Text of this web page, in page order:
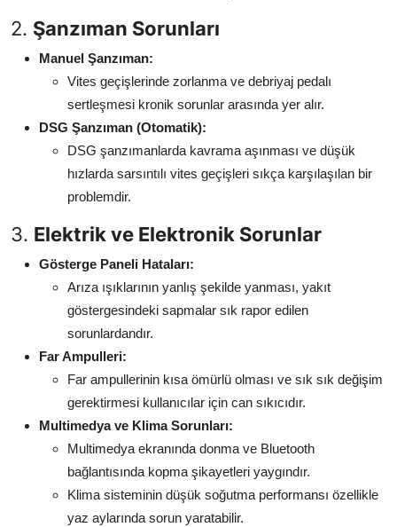
2. Şanzıman Sorunları
Manuel Şanzıman:
Vites geçişlerinde zorlanma ve debriyaj pedalı
sertleşmesi kronik sorunlar arasında yer alır.
DSG Şanzıman (Otomatik):
DSG şanzımanlarda kavrama aşınması ve düşük
hızlarda sarsıntılı vites geçişleri sıkça karşılaşılan bir
problemdir.
3. Elektrik ve Elektronik Sorunlar
Gösterge Paneli Hataları:
Arıza ışıklarının yanlış şekilde yanması, yakıt
göstergesindeki sapmalar sık rapor edilen
sorunlardandır.
Far Ampulleri:
Far ampullerinin kısa ömürlü olması ve sık sık değişim
gerektirmesi kullanıcılar için can sıkıcıdır.
Multimedya ve Klima Sorunları:
Multimedya ekranında donma ve Bluetooth
bağlantısında kopma şikayetleri yaygındır.
Klima sisteminin düşük soğutma performansı özellikle
yaz aylarında sorun yaratabilir.